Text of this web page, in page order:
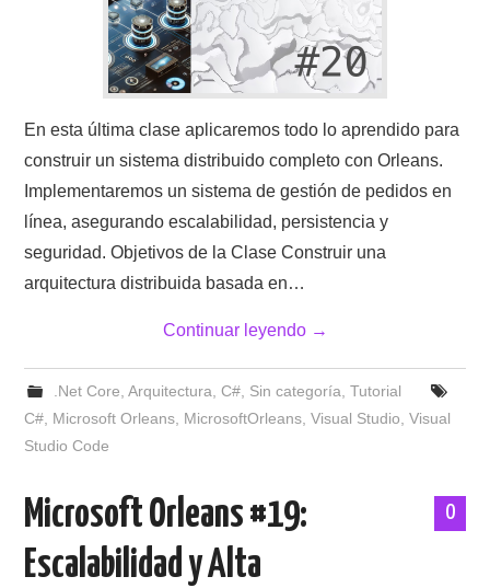
En esta última clase aplicaremos todo lo aprendido para
construir un sistema distribuido completo con Orleans.
Implementaremos un sistema de gestión de pedidos en
línea, asegurando escalabilidad, persistencia y
seguridad. Objetivos de la Clase Construir una
arquitectura distribuida basada en…
Continuar leyendo →
.Net Core, Arquitectura, C#, Sin categoría, Tutorial
C#, Microsoft Orleans, MicrosoftOrleans,Visual Studio,Visual
Studio Code
0
Microsoft Orleans #19:
Escalabilidad y Alta